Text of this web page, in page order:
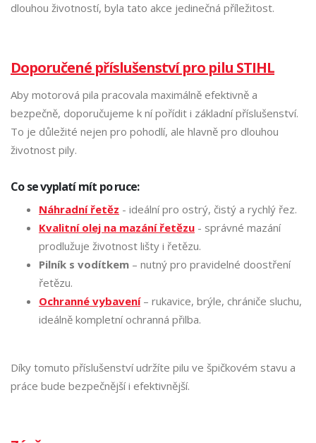
dlouhou životností, byla tato akce jedinečná příležitost.
Doporučené příslušenství pro pilu STIHL
Aby motorová pila pracovala maximálně efektivně a
bezpečně, doporučujeme k ní pořídit i základní příslušenství.
To je důležité nejen pro pohodlí, ale hlavně pro dlouhou
životnost pily.
Co se vyplatí mít po ruce:
Náhradní řetěz - ideální pro ostrý, čistý a rychlý řez.
Kvalitní olej na mazání řetězu - správné mazání
prodlužuje životnost lišty i řetězu.
Pilník s vodítkem – nutný pro pravidelné doostření
řetězu.
Ochranné vybavení– rukavice, brýle, chrániče sluchu,
ideálně kompletní ochranná přilba.
Díky tomuto příslušenství udržíte pilu ve špičkovém stavu a
práce bude bezpečnější i efektivnější.